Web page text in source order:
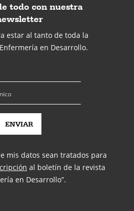
todo con nuestra
estar al tanto de toda la
en Desarrollo.
mis datos sean tratados para
al boletín de la revista
en Desarrollo”.